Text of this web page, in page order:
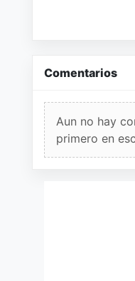
Comentarios
Aun no hay
primero en